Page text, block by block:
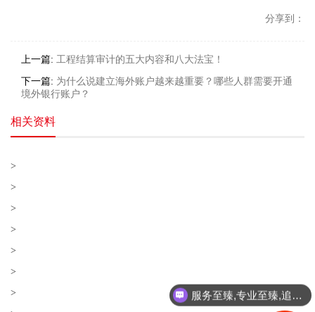
分享到：
上一篇: 工程结算审计的五大内容和八大法宝！
下一篇: 为什么说建立海外账户越来越重要？哪些人群需要开通
境外银行账户？
相关资料
>
>
>
>
>
>
>
团队联合,企业联合,至臻联合!